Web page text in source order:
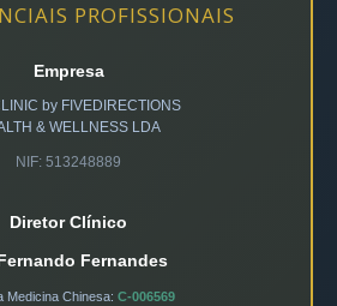
PROFISSIONAIS
Empresa
by FIVEDIRECTIONS
& WELLNESS LDA
NIF: 513248889
Diretor Clínico
Fernandes
Medicina Chinesa: C-006569